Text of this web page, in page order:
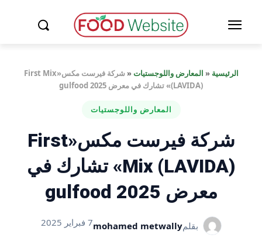
الرئيسية « المعارض واللوجستيات«
شركة فيرست مكس«First Mix
(LAVIDA)» تشارك في معرض gulfood 2025
المعارض واللوجستيات
شركة فيرست مكس«First
Mix (LAVIDA)» تشارك في
معرض gulfood 2025
بقلمmohamed metwally7 فبراير 2025